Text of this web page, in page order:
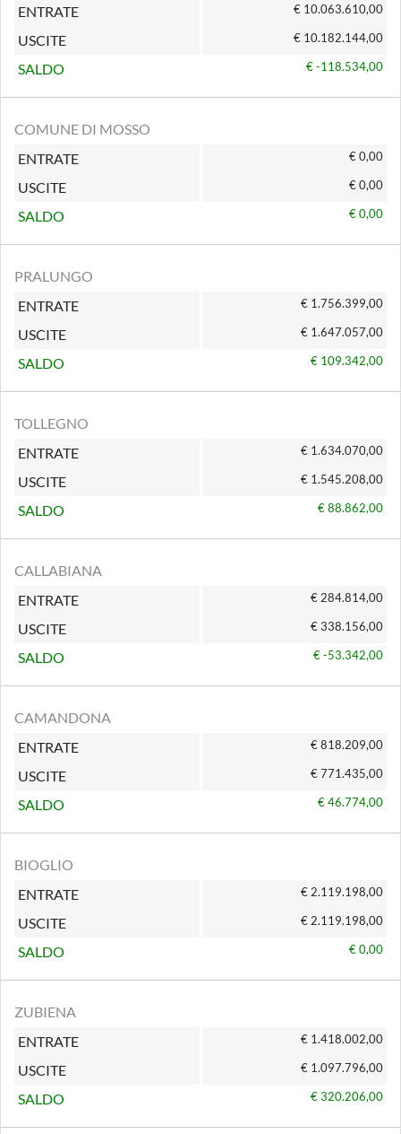
ENTRATE € 10.063.610,00
USCITE € 10.182.144,00
SALDO € -118.534,00
COMUNE DI MOSSO
ENTRATE
€ 0,00
USCITE € 0,00
SALDO € 0,00
PRALUNGO
ENTRATE
€ 1.756.399,00
USCITE € 1.647.057,00
SALDO € 109.342,00
TOLLEGNO
ENTRATE
€ 1.634.070,00
USCITE € 1.545.208,00
SALDO € 88.862,00
CALLABIANA
ENTRATE
€ 284.814,00
USCITE € 338.156,00
SALDO € -53.342,00
CAMANDONA
ENTRATE
€ 818.209,00
USCITE € 771.435,00
SALDO € 46.774,00
BIOGLIO
ENTRATE
€ 2.119.198,00
USCITE € 2.119.198,00
SALDO € 0,00
ZUBIENA
ENTRATE
€ 1.418.002,00
USCITE € 1.097.796,00
SALDO € 320.206,00